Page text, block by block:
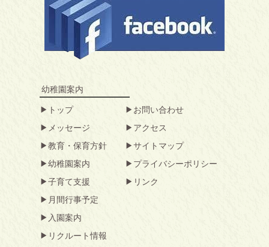
幼稚園案内
トップ
メッセージ
教育・保育方針
幼稚園案内
子育て支援
月間行事予定
入園案内
リクルート情報
お問い合わせ
アクセス
サイトマップ
プライバシーポリシー
リンク